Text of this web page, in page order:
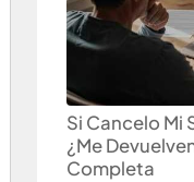
Si Cancelo Mi
¿Me
Completa